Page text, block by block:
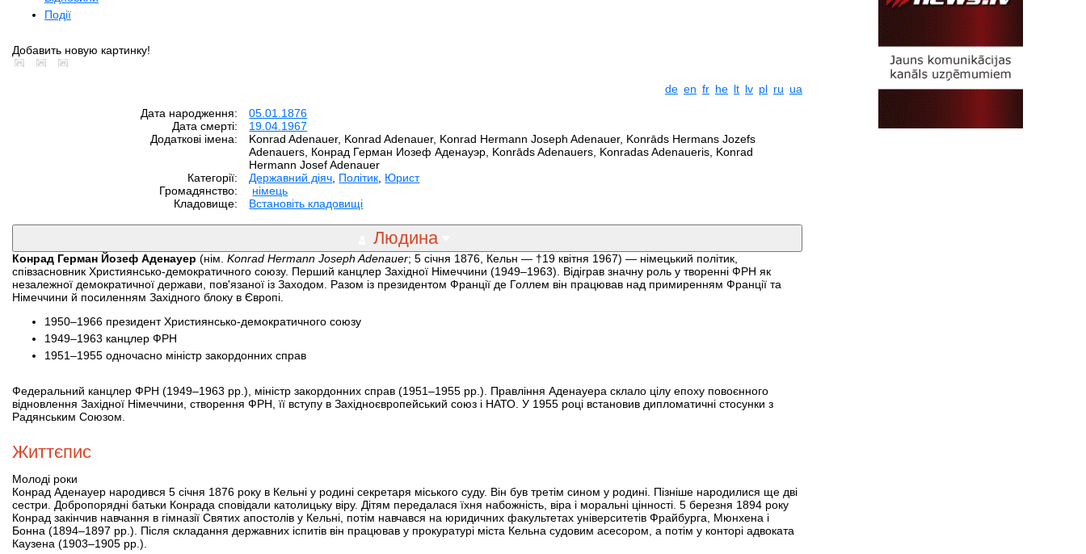
Події
Добавить новую картинку!
de en fr he lt lv pl ru ua
Дата народження:
05.01.1876
Дата смерті:
19.04.1967
Додаткові імена:
Konrad Adenauer, Konrad Adenauer, Konrad Hermann Joseph Adenauer, Konrāds Hermans Jozefs
Adenauers, Конрад Герман Иозеф Аденауэр, Konrāds Adenauers, Konradas Adenaueris, Konrad
Hermann Josef Adenauer
Категорії:
Державний діяч Політик Юрист
Громадянство:
німець
Кладовище:
Встановіть кладовищі
Людина
Конрад Герман Йозеф Аденауер (нім. Konrad Hermann Joseph Adenauer; 5 січня 1876, Кельн — †19 квітня 1967) — німецький політик,
співзасновник Християнсько-демократичного союзу. Перший канцлер Західної Німеччини (1949–1963). Відіграв значну роль у творенні ФРН як
незалежної демократичної держави, пов'язаної із Заходом. Разом із президентом Франції де Голлем він працював над примиренням Франції та
Німеччини й посиленням Західного блоку в Європі.
1950–1966 президент Християнсько-демократичного союзу
1949–1963 канцлер ФРН
1951–1955 одночасно міністр закордонних справ
Федеральний канцлер ФРН (1949–1963 рр.), міністр закордонних справ (1951–1955 рр.). Правління Аденауера склало цілу епоху повоєнного
відновлення Західної Німеччини, створення ФРН, її вступу в Західноєвропейський союз і НАТО. У 1955 році встановив дипломатичні стосунки з
Радянським Союзом.
Життєпис
Молоді роки
Конрад Аденауер народився 5 січня 1876 року в Кельні у родині секретаря міського суду. Він був третім сином у родині. Пізніше народилися ще дві
сестри. Добропорядні батьки Конрада сповідали католицьку віру. Дітям передалася їхня набожність, віра і моральні цінності. 5 березня 1894 року
Конрад закінчив навчання в гімназії Святих апостолів у Кельні, потім навчався на юридичних факультетах університетів Фрайбурга, Мюнхена і
Бонна (1894–1897 рр.). Після складання державних іспитів він працював у прокуратурі міста Кельна судовим асесором, а потім у конторі адвоката
Каузена (1903–1905 рр.).